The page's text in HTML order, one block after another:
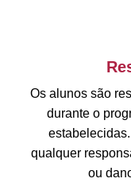
Os alunos são
durante o
qualquer
ou